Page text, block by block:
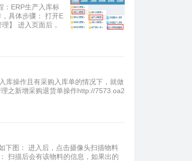
：ERP生产入库标
具体步骤： 打开E
】 进入页面后，
库操作且有采购入库单的情况下，就做
之新增采购退货单操作http://7573.oa2
下图： 进入后，点击摄像头扫描物料
扫描后会有该物料的信息，如果出的